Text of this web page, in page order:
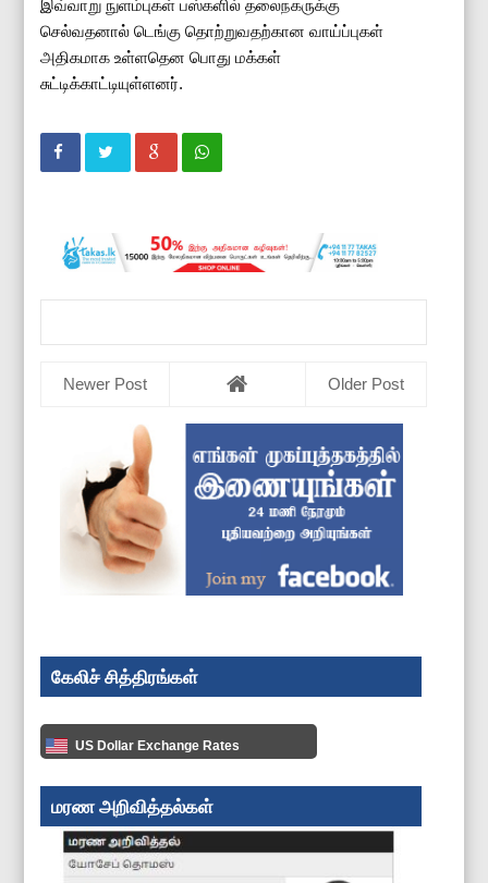
இவ்வாறு நுளம்புகள் பஸ்களில் தலைநகருக்கு
செல்வதனால் டெங்கு தொற்றுவதற்கான வாய்ப்புகள்
அதிகமாக உள்ளதென பொது மக்கள்
சுட்டிக்காட்டியுள்ளனர்.
Newer Post Older Post
கேலிச் சித்திரங்கள்
US Dollar Exchange Rates
மரண அறிவித்தல்கள்